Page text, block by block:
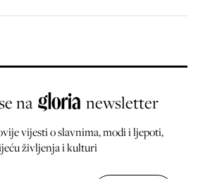
na newsletter
vijesti o slavnima, modi i ljepoti,
življenja i kulturi